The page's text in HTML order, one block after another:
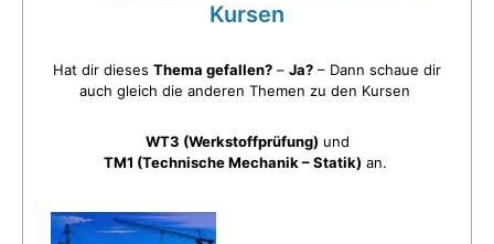
Kursen
Hat dir dieses Thema gefallen? – Ja? – Dann schaue dir
auch gleich die anderen Themen zu den Kursen
WT3 (Werkstoffprüfung) und
TM1 (Technische Mechanik – Statik) an.